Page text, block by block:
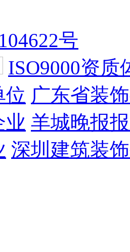
号
ISO9000资质
位 广东省装
业 羊城晚报
深圳建筑装